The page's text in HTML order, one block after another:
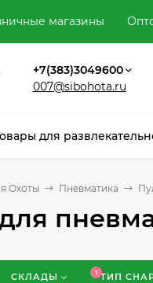
магазины
+7(383)3049600
007@sibohota.ru
для
Охоты Пневматика
СКЛАДЫ ТИП
1